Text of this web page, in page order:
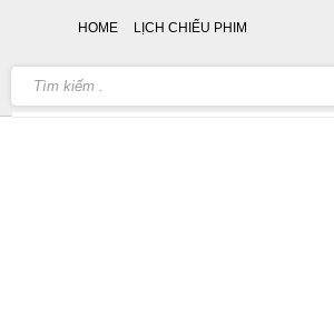
HOME LỊCH CHIẾU PHIM